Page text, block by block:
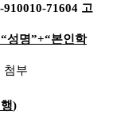
910010-71604 고
성명”+“본인학
첨부
)